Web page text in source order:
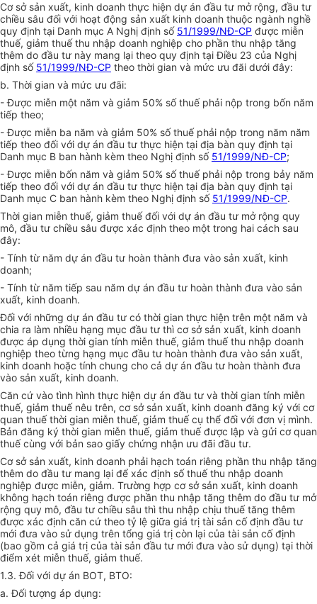
Cơ sở sản xuất, kinh doanh thực hiện dự án đầu tư mở rộng, đầu tư
chiều sâu đối với hoạt động sản xuất kinh doanh thuộc ngành nghề
quy định tại Danh mục A Nghị định số 51/1999/NĐ-CP được miễn
thuế, giảm thuế thu nhập doanh nghiệp cho phần thu nhập tăng
thêm do đầu tư này mang lại theo quy định tại Điều 23 của Nghị
định số 51/1999/NĐ-CP theo thời gian và mức ưu đãi dưới đây:
b. Thời gian và mức ưu đãi:
- Được miễn một năm và giảm 50% số thuế phải nộp trong bốn năm
tiếp theo;
- Được miễn ba năm và giảm 50% số thuế phải nộp trong năm năm
tiếp theo đối với dự án đầu tư thực hiện tại địa bàn quy định tại
Danh mục B ban hành kèm theo Nghị định số 51/1999/NĐ-CP;
- Được miễn bốn năm và giảm 50% số thuế phải nộp trong bảy năm
tiếp theo đối với dự án đầu tư thực hiện tại địa bàn quy định tại
Danh mục C ban hành kèm theo Nghị định số 51/1999/NĐ-CP.
Thời gian miễn thuế, giảm thuế đối với dự án đầu tư mở rộng quy
mô, đầu tư chiều sâu được xác định theo một trong hai cách sau
đây:
- Tính từ năm dự án đầu tư hoàn thành đưa vào sản xuất, kinh
doanh;
- Tính từ năm tiếp sau năm dự án đầu tư hoàn thành đưa vào sản
xuất, kinh doanh.
Đối với những dự án đầu tư có thời gian thực hiện trên một năm và
chia ra làm nhiều hạng mục đầu tư thì cơ sở sản xuất, kinh doanh
được áp dụng thời gian tính miễn thuế, giảm thuế thu nhập doanh
nghiệp theo từng hạng mục đầu tư hoàn thành đưa vào sản xuất,
kinh doanh hoặc tính chung cho cả dự án đầu tư hoàn thành đưa
vào sản xuất, kinh doanh.
Căn cứ vào tình hình thực hiện dự án đầu tư và thời gian tính miễn
thuế, giảm thuế nêu trên, cơ sở sản xuất, kinh doanh đăng ký với cơ
quan thuế thời gian miễn thuế, giảm thuế cụ thể đối với đơn vị mình.
Bản đăng ký thời gian miễn thuế, giảm thuế được lập và gửi cơ quan
thuế cùng với bản sao giấy chứng nhận ưu đãi đầu tư.
Cơ sở sản xuất, kinh doanh phải hạch toán riêng phần thu nhập tăng
thêm do đầu tư mang lại để xác định số thuế thu nhập doanh
nghiệp được miễn, giảm. Trường hợp cơ sở sản xuất, kinh doanh
không hạch toán riêng được phần thu nhập tăng thêm do đầu tư mở
rộng quy mô, đầu tư chiều sâu thì thu nhập chịu thuế tăng thêm
được xác định căn cứ theo tỷ lệ giữa giá trị tài sản cố định đầu tư
mới đưa vào sử dụng trên tổng giá trị còn lại của tài sản cố định
(bao gồm cả giá trị của tài sản đầu tư mới đưa vào sử dụng) tại thời
điểm xét miễn thuế, giảm thuế.
1.3. Đối với dự án BOT, BTO:
a. Đối tượng áp dụng: